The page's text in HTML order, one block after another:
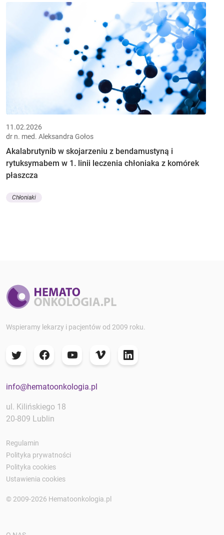
11.02.2026
dr n. med. Aleksandra Gołos
Akalabrutynib w skojarzeniu z bendamustyną i
rytuksymabem w 1. linii leczenia chłoniaka z komórek
płaszcza
Chłoniaki
Wspieramy lekarzy i pacjentów od 2009 roku.
info@hematoonkologia.pl
ul. Kilińskiego 18
20-809 Lublin
Regulamin
Polityka prywatności
Polityka cookies
Ustawienia cookies
© 2009-2026 Hematoonkologia.pl